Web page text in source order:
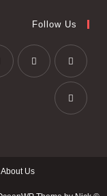
Follow Us
About Us